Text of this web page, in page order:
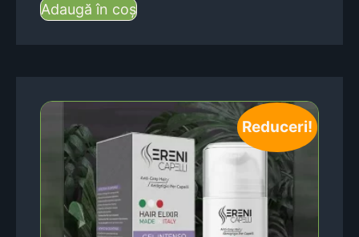
Adaugă în coș
Reduceri!